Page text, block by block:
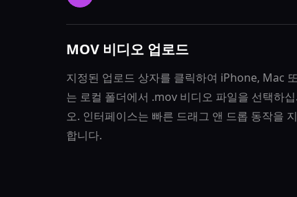
MOV 비디오 업로드
지정된 업로드 상자를 클릭하여 iPhone, Mac 또
는 로컬 폴더에서 .mov 비디오 파일을 선택하십
오. 인터페이스는 빠른 드래그 앤 드롭 동작을
합니다.